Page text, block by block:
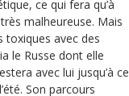
ce qui fera qu’à
malheureuse. Mais
toxiques avec des
le Russe dont elle
avec lui jusqu’à ce
Son parcours